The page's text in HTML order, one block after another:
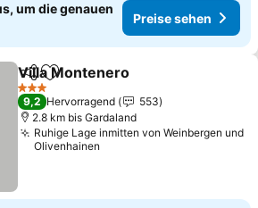
um die genauen
Preise sehen
TeilenZu Favoriten hinzufügen
Villa Montenero
3 Sterne
9,2 Hervorragend
553
2.8 km bis Gardaland
Ruhige Lage inmitten von Weinbergen und
Olivenhainen